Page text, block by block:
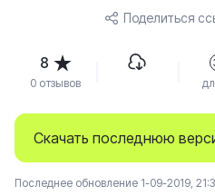
Поделиться
Скачать последнюю
Последнее обновление 1-09-2019,
8
0 отзывов